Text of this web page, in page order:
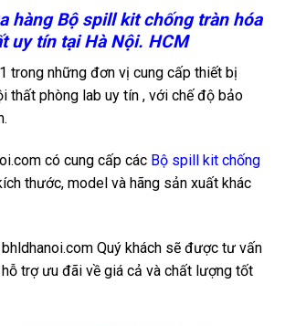
hàng Bộ spill kit chống tràn hóa
uy tín tại Hà Nội. HCM
trong những đơn vị cung cấp thiết bị
thất phòng lab uy tín , với chế độ bảo
có cung cấp các Bộ spill kit chống
thước, model và hãng sản xuất khác
Quý khách sẽ được tư vấn
trợ ưu đãi về giá cả và chất lượng tốt